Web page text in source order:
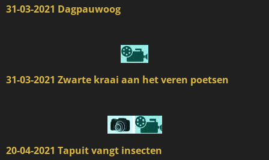
31-03-2021 Dagpauwoog
31-03-2021 Zwarte kraai aan het veren poetsen
20-04-2021 Tapuit vangt insecten